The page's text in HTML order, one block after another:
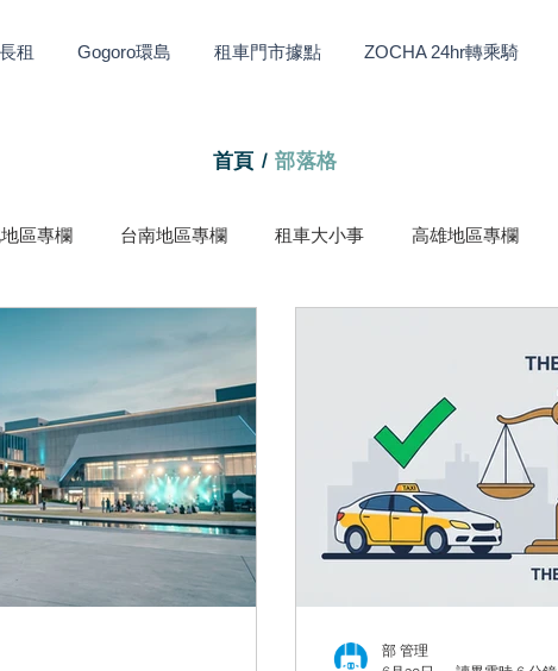
租 Gogoro環島 租車門市據點 ZOCHA 24hr轉乘騎
首頁 /部落格
區專欄 台南地區專欄 租車大小事 高雄地區專欄
部 管理